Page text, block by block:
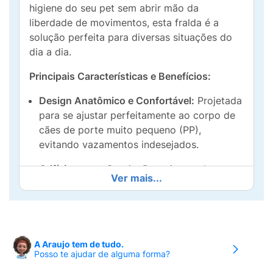
higiene do seu pet sem abrir mão da
liberdade de movimentos, esta fralda é a
solução perfeita para diversas situações do
dia a dia.
Principais Características e Benefícios:
Design Anatômico e Confortável: Projetada
para se ajustar perfeitamente ao corpo de
cães de porte muito pequeno (PP),
evitando vazamentos indesejados.
Orifício para a Cauda:Possui uma abertura
estratégica para passar o rabo do animal,
garantindo que a fralda fique segura e
fechos laterais que permitem ajustar a
Ver mais...
A Araujo tem de tudo.
Posso te ajudar de alguma forma?